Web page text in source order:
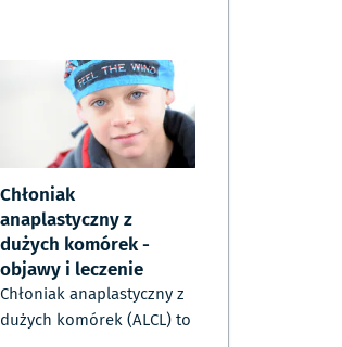
Chłoniak
anaplastyczny z
dużych komórek -
objawy i leczenie
Chłoniak anaplastyczny z
dużych komórek (ALCL) to